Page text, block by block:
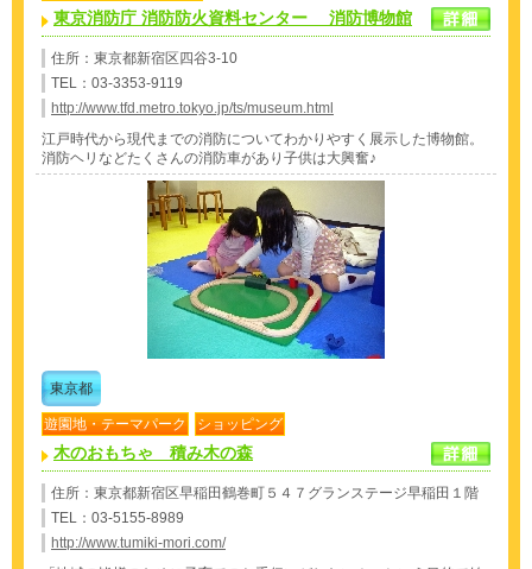
東京消防庁 消防防火資料センター 消防博物館
住所：東京都新宿区四谷3-10
TEL：03-3353-9119
http://www.tfd.metro.tokyo.jp/ts/museum.html
江戸時代から現代までの消防についてわかりやすく展示した博物館。
消防ヘリなどたくさんの消防車があり子供は大興奮♪
東京都
遊園地・テーマパーク ショッピング
木のおもちゃ 積み木の森
住所：東京都新宿区早稲田鶴巻町５４７グランステージ早稲田１階
TEL：03-5155-8989
http://www.tumiki-mori.com/